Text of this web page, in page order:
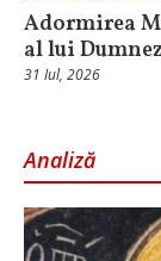
Adormirea
al lui
31 Iul, 2026
Analiză